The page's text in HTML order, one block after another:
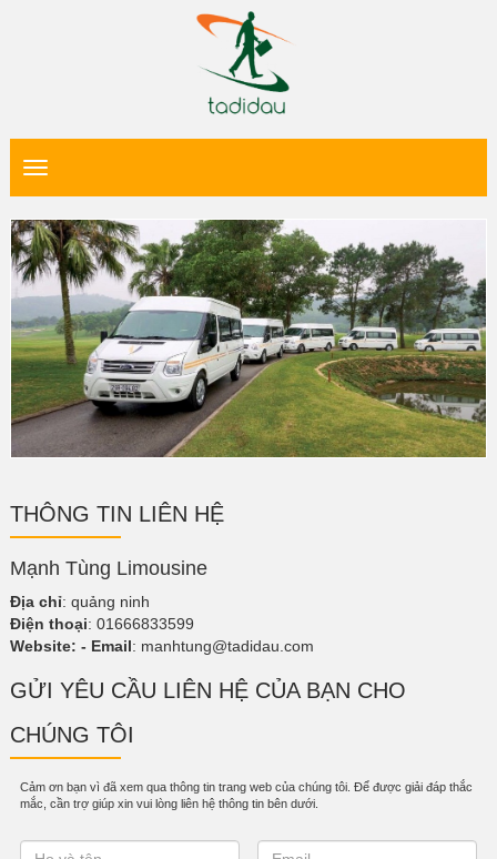
THÔNG TIN LIÊN HỆ
Mạnh Tùng Limousine
Địa chỉ: quảng ninh
Điện thoại: 01666833599
Website: - Email: manhtung@tadidau.com
GỬI YÊU CẦU LIÊN HỆ CỦA BẠN CHO
CHÚNG TÔI
Cảm ơn bạn vì đã xem qua thông tin trang web của chúng tôi. Để được giải đáp thắc
mắc, cần trợ giúp xin vui lòng liên hệ thông tin bên dưới.